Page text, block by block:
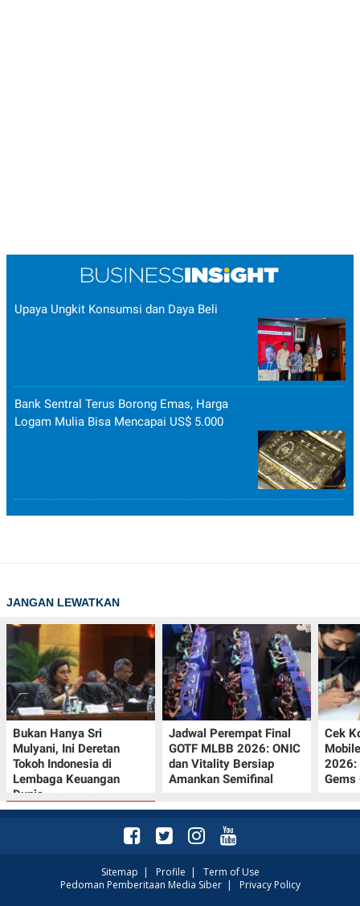
Upaya Ungkit Konsumsi dan Daya Beli
Bank Sentral Terus Borong Emas, Harga
Logam Mulia Bisa Mencapai US$ 5.000
JANGAN LEWATKAN
Bukan Hanya Sri
Mulyani, Ini Deretan
Tokoh Indonesia di
Lembaga Keuangan
Dunia
Jadwal Perempat Final
GOTF MLBB 2026: ONIC
dan Vitality Bersiap
Amankan Semifinal
Cek
2026:
Gems
Sitemap | Profile | Term of Use
Pedoman Pemberitaan Media Siber| Privacy Policy